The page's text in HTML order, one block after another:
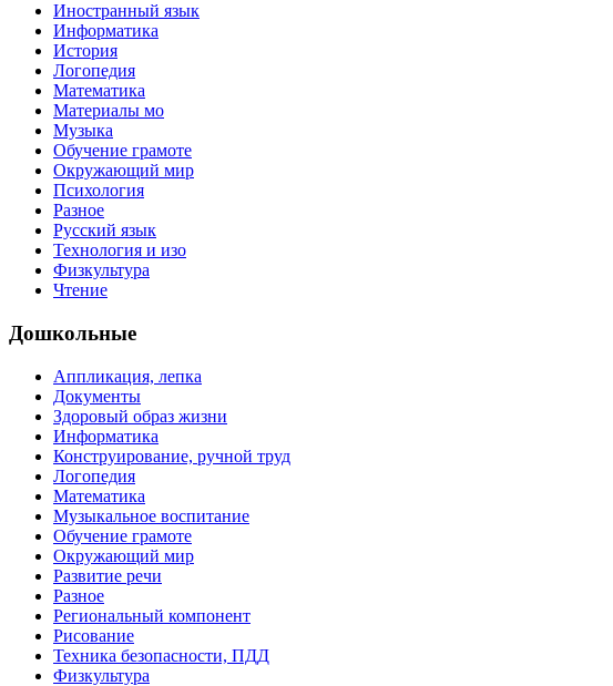
Иностранный язык
Информатика
История
Логопедия
Математика
Материалы мо
Музыка
Обучение грамоте
Окружающий мир
Психология
Разное
Русский язык
Технология и изо
Физкультура
Чтение
Дошкольные
Аппликация, лепка
Документы
Здоровый образ жизни
Информатика
Конструирование, ручной труд
Логопедия
Математика
Музыкальное воспитание
Обучение грамоте
Окружающий мир
Развитие речи
Разное
Региональный компонент
Рисование
Техника безопасности, ПДД
Физкультура